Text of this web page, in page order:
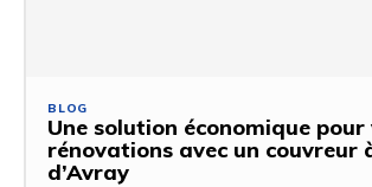
BLOG
Une solution économique pour
rénovations avec un couvreur
d’Avray